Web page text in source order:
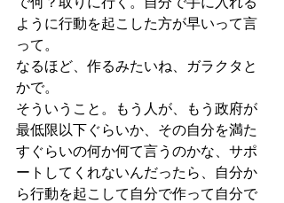
ように行動を起こした方が早いって言
って。
なるほど、作るみたいね、ガラクタと
かで。
そういうこと。もう人が、もう政府が
最低限以下ぐらいか、その自分を満た
すぐらいの何か何て言うのかな、サポ
ートしてくれないんだったら、自分か
ら行動を起こして自分で作って自分で